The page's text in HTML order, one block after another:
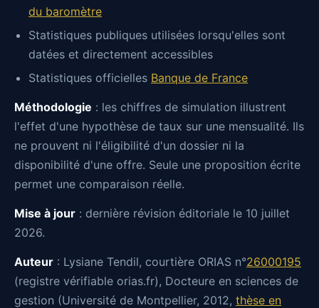
du baromètre
Statistiques publiques utilisées lorsqu'elles sont
datées et directement accessibles
Statistiques officielles Banque de France
Méthodologie : les chiffres de simulation illustrent
l'effet d'une hypothèse de taux sur une mensualité. Ils
ne prouvent ni l'éligibilité d'un dossier ni la
disponibilité d'une offre. Seule une proposition écrite
permet une comparaison réelle.
Mise à jour : dernière révision éditoriale le 10 juillet
2026.
Auteur : Lysiane Tendil, courtière ORIAS n°26000195
(registre vérifiable orias.fr), Docteure en sciences de
gestion (Université de Montpellier, 2012, thèse en